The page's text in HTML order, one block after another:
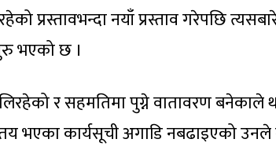
प्रस्तावभन्दा नयाँ प्रस्ताव गरेपछि
भएको छ ।
र सहमतिमा पुग्ने वातावरण बनेकाले
भएका कार्यसूची अगाडि नबढाइएको उनले